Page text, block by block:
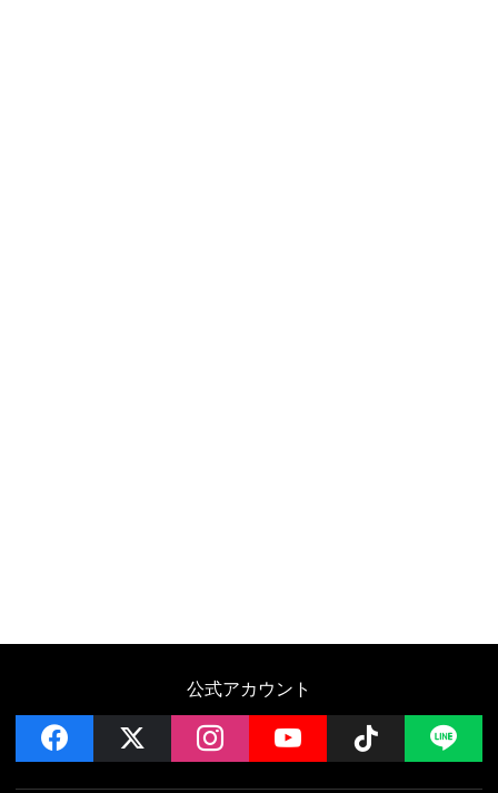
公式アカウント
facebook instagramYouTube Follow